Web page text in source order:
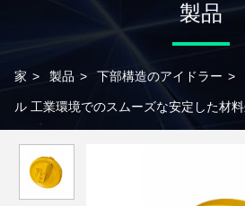
製品
家 > 製品 > 下部構造のアイドラー >
ル 工業環境でのスムーズな安定した材